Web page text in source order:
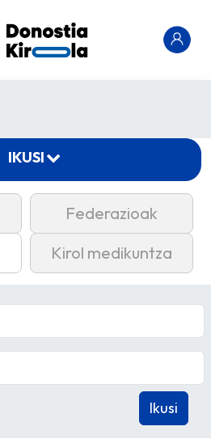
Federazioak
Kirol medikuntza
IKUSI